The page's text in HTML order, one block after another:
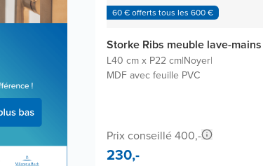
60 € offerts tous les 600 €
Storke Ribs meuble lave-mains
L40 cm x P22 cm|Noyer|
MDF avec feuille PVC
Prix conseillé 400,-
230,-